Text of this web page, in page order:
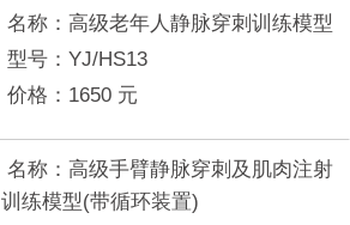
名称： 高级老年人静脉穿刺训练模型
型号：YJ/HS13
价格： 1650 元
名称： 高级手臂静脉穿刺及肌肉注射
训练模型(带循环装置)